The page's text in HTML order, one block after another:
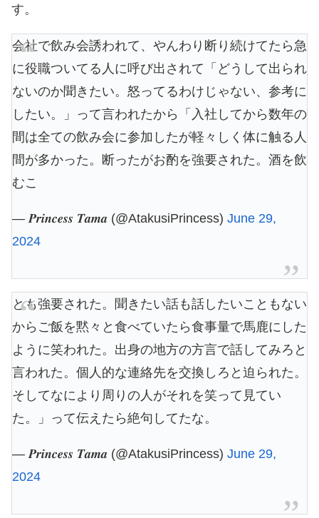
す。
会社で飲み会誘われて、やんわり断り続けてたら急
に役職ついてる人に呼び出されて「どうして出られ
ないのか聞きたい。怒ってるわけじゃない、参考に
したい。」って言われたから「入社してから数年の
間は全ての飲み会に参加したが軽々しく体に触る人
間が多かった。断ったがお酌を強要された。酒を飲
むこ
— 𝑷𝒓𝒊𝒏𝒄𝒆𝒔𝒔 𝑻𝒂𝒎𝒂 (@AtakusiPrincess) June 29,
2024
とも強要された。聞きたい話も話したいこともない
からご飯を黙々と食べていたら食事量で馬鹿にした
ように笑われた。出身の地方の方言で話してみろと
言われた。個人的な連絡先を交換しろと迫られた。
そしてなにより周りの人がそれを笑って見てい
た。」って伝えたら絶句してたな。
— 𝑷𝒓𝒊𝒏𝒄𝒆𝒔𝒔 𝑻𝒂𝒎𝒂 (@AtakusiPrincess) June 29,
2024